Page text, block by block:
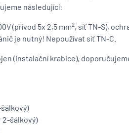
následující:
(přívod 5x 2,5 mm2, síť TN-S),
je nutný! Nepoužívat síť TN-C.
(instalační krabice),
2-šálkový)